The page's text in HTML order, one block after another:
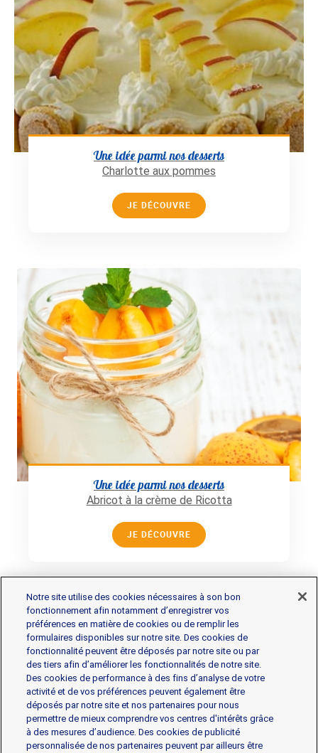
Une idée parmi nos desserts
Charlotte aux pommes
JE DÉCOUVRE
Une idée parmi nos desserts
Abricot à la crème de Ricotta
JE DÉCOUVRE
Les produits
Gorgonzola Mascarpone
Mozzarella
Parmesan et Pâtes dures
Ricotta
Notre site utilise des cookies nécessaires à son bon
fonctionnement afin notamment d’enregistrer vos
préférences en matière de cookies ou de remplir les
formulaires disponibles sur notre site. Des cookies de
fonctionnalité peuvent être déposés par notre site ou par
des tiers afin d’améliorer les fonctionnalités de notre site.
Des cookies de performance à des fins d’analyse de votre
activité et de vos préférences peuvent également être
déposés par notre site et nos partenaires pour nous
permettre de mieux comprendre vos centres d'intérêts grâce
à des mesures d’audience. Des cookies de publicité
personnalisée de nos partenaires peuvent par ailleurs être